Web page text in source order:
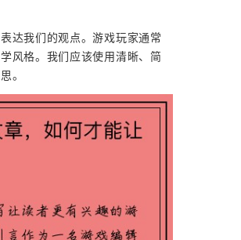
达我们的观点。游戏玩家通常
风格。我们应该使用清晰、简
。